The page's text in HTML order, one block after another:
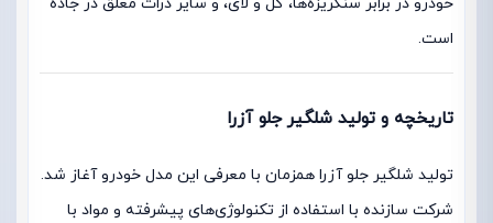
خودرو در برابر سنگریزه‌ها، گل و لای، و سایر ذرات معلق در جاده
است.
تاریخچه و تولید شلگیر جلو آزرا
تولید شلگیر جلو آزرا همزمان با معرفی این مدل خودرو آغاز شد.
شرکت سازنده با استفاده از تکنولوژی‌های پیشرفته و مواد با